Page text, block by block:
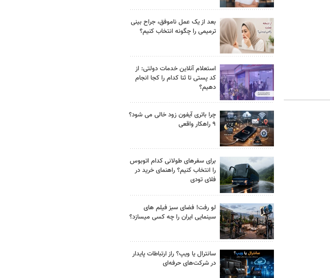
بعد از یک عمل ناموفق، جراح بینی
ترمیمی را چگونه انتخاب کنیم؟
استعلام آنلاین خدمات دولتی: از
کد پستی تا ثنا کدام را کجا انجام
دهیم؟
چرا باتری آیفون زود خالی می شود؟
۹ راهکار واقعی
برای سفرهای طولانی کدام اتوبوس
را انتخاب کنیم؟ راهنمای خرید در
فلای تودی
لو رفت! فضای سبز فیلم های
سینمایی ایران را چه کسی میسازد؟
سانترال یا ویپ؟ راز ارتباطات پایدار
در شرکت‌های حرفه‌ای